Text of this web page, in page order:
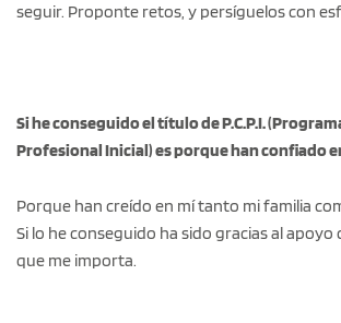
seguir. Proponte retos, y persíguelos con
Si he conseguido el título de P.C.P.I.
Profesional Inicial) es porquehan confiado
Porque han creído en mí tanto mi familia
Si lo he conseguido ha sido gracias al
que me importa.